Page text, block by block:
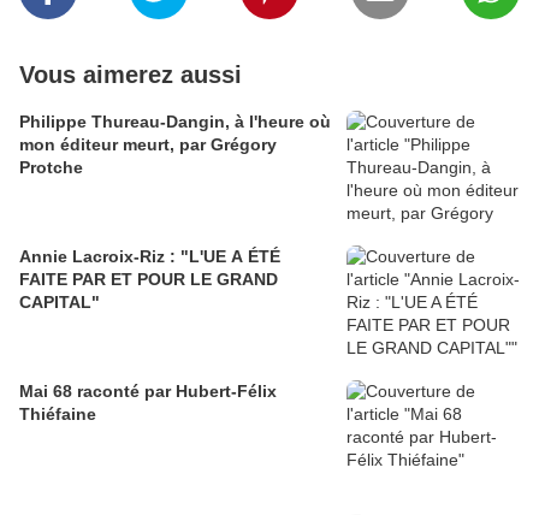
Vous aimerez aussi
Philippe Thureau-Dangin, à l'heure où
mon éditeur meurt, par Grégory
Protche
Annie Lacroix-Riz : "L'UE A ÉTÉ
FAITE PAR ET POUR LE GRAND
CAPITAL"
Mai 68 raconté par Hubert-Félix
Thiéfaine